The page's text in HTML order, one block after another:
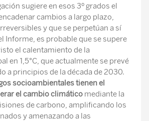
sugiere en esos 3º grados el
cambios a largo plazo,
y que se perpetúan a sí
Informe, es probable que se supere
el calentamiento de la
en 1,5°C, que actualmente se prevé
a principios de la década de 2030.
socioambientales tienen el
el cambio climático mediante la
de carbono, amplificando los
y amenazando a las